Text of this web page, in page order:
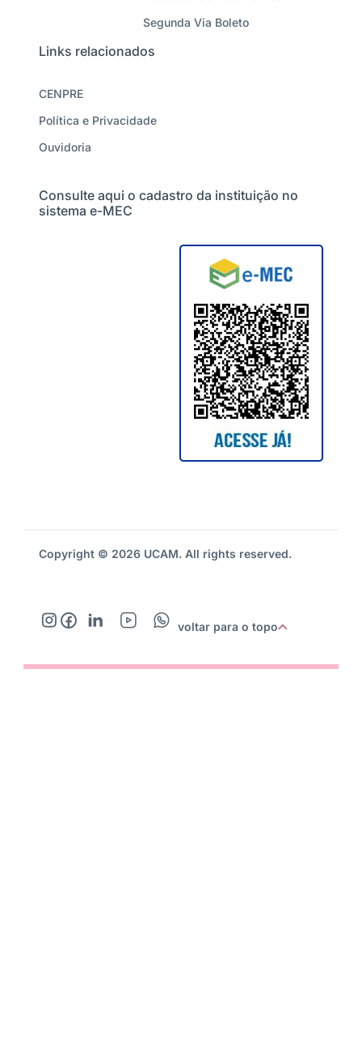
Segunda Via Boleto
Links relacionados
CENPRE
Política e Privacidade
Ouvidoria
Consulte aqui o cadastro da instituição no
sistema e-MEC
Copyright © 2026 UCAM. All rights reserved.
voltar para o topo